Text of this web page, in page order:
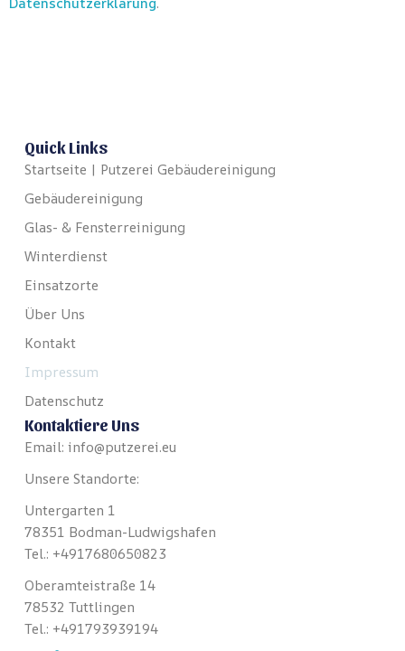
Quick Links
Startseite | Putzerei Gebäudereinigung
Gebäudereinigung
Glas- & Fensterreinigung
Winterdienst
Einsatzorte
Über Uns
Kontakt
Impressum
Datenschutz
Kontaktiere Uns
Email: info@putzerei.eu
Unsere Standorte:
Untergarten 1
78351 Bodman-Ludwigshafen
Tel.: +4917680650823
Oberamteistraße 14
78532 Tuttlingen
Tel.: +491793939194